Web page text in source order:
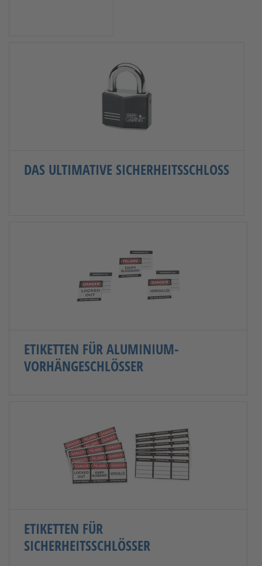
DAS ULTIMATIVE SICHERHEITSSCHLOSS
ETIKETTEN FÜR ALUMINIUM-
VORHÄNGESCHLÖSSER
ETIKETTEN FÜR
SICHERHEITSSCHLÖSSER